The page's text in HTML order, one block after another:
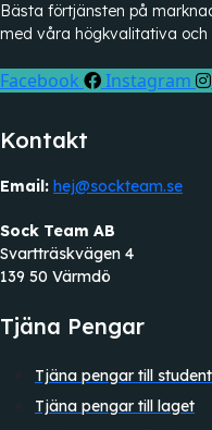
Bästa förtjänsten på
med våra högkvalitativa och
Facebook Instagram
Kontakt
Email: hej@sockteam.se
Sock Team AB
Svartträskvägen 4
139 50 Värmdö
Tjäna Pengar
Tjäna pengar till
Tjäna pengar till laget